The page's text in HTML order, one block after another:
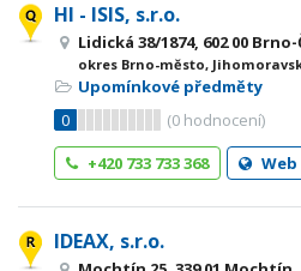
HI - ISIS, s.r.o.
Lidická 38/1874, 602 00
okres Brno-město,
Upomínkové předměty
0
(0 hodnocení)
+420 733 733 368
Web
IDEAX, s.r.o.